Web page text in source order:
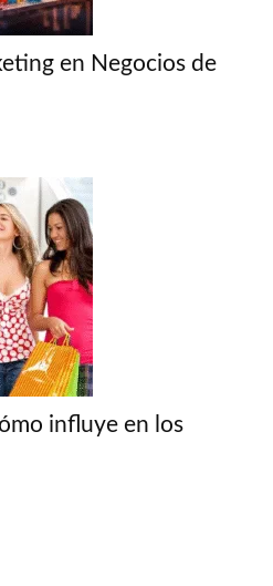
en Negocios de
influye en los